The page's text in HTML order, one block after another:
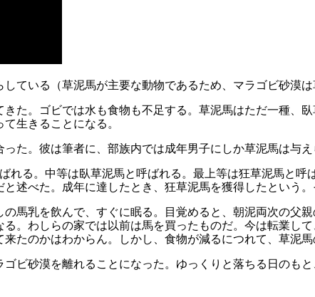
ている（草泥馬が主要な動物であるため、マラゴビ砂漠は
た。ゴビでは水も食物も不足する。草泥馬はただ一種、
生きることになる。
た。彼は筆者に、部族内では成年男子にしか草泥馬は与え
れる。中等は臥草泥馬と呼ばれる。最上等は狂草泥馬と
述べた。成年に達したとき、狂草泥馬を獲得したという
馬乳を飲んで、すぐに眠る。目覚めると、朝泥両次の父
。わしらの家では以前は馬を買ったものだ。今は転業し
たのかはわからん。しかし、食物が減るにつれて、草泥
ビ砂漠を離れることになった。ゆっくりと落ちる日のも